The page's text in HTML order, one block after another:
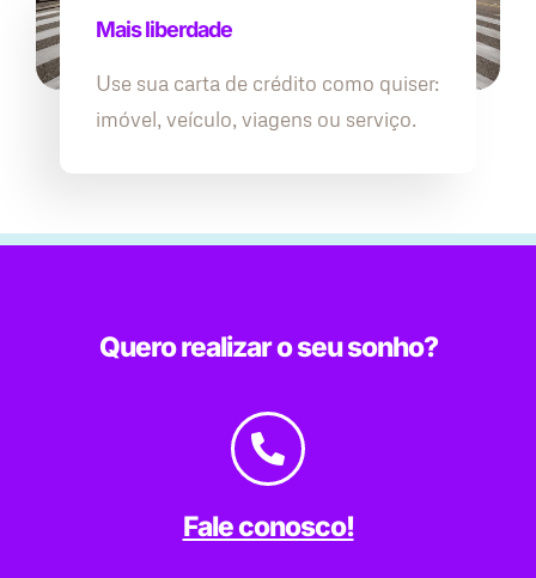
Mais liberdade
Use sua carta de crédito como quiser:
imóvel, veículo, viagens ou serviço.
Quero realizar o seu sonho?
Fale conosco!